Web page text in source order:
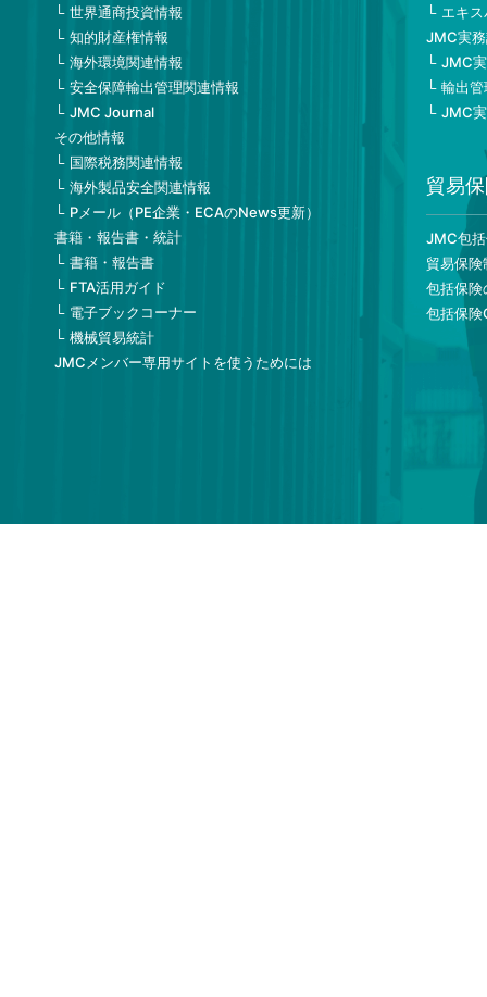
世界通商投資情報
知的財産権情報
海外環境関連情報
安全保障輸出管理関連情報
JMC Journal
その他情報
国際税務関連情報
海外製品安全関連情報
Pメール（PE企業・ECAのNews更新）
書籍・報告書・統計
書籍・報告書
FTA活用ガイド
電子ブックコーナー
機械貿易統計
JMCメンバー専用サイトを使うためには
エキ
JMC実
JMC
輸出
JMC
貿易
JMC包
貿易保険
包括保険
包括保険